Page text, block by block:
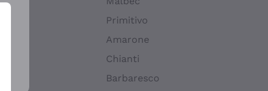
Primitivo
Amarone
Chianti
Barbaresco